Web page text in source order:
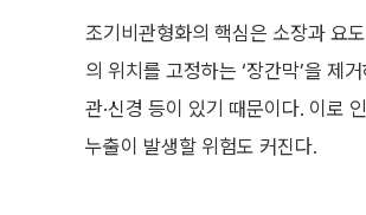
조기비관형화의 핵심은 소장과 요
의 위치를 고정하는 ‘장간막’을 제
관·신경 등이 있기 때문이다. 이로
누출이 발생할 위험도 커진다.